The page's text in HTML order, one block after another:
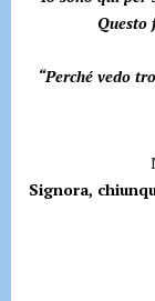
Questo
“Perché vedo
Signora,